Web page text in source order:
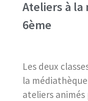
Ateliers à la
6ème
Les deux
la
ateliers